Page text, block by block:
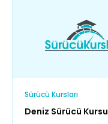
Sürücü Kursları
Deniz Sürücü Kursu